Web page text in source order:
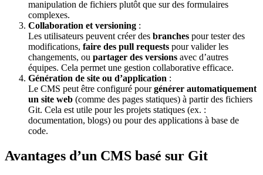
manipulation de fichiers plutôt que sur des formulaires
complexes.
Collaboration et versioning :
Les utilisateurs peuvent créer des branches pour tester des
modifications, faire des pull requests pour valider les
changements, ou partager des versions avec d’autres
équipes. Cela permet une gestion collaborative efficace.
Génération de site ou d’application :
Le CMS peut être configuré pourgénérer automatiquement
un site web (comme des pages statiques) à partir des fichiers
Git. Cela est utile pour les projets statiques (ex. :
documentation, blogs) ou pour des applications à base de
code.
Avantages d’un CMS basé sur Git